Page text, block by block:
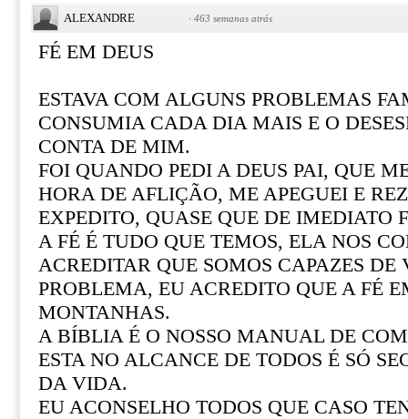
ALEXANDRE · 463 semanas atrás
FÉ EM DEUS
ESTAVA COM ALGUNS PROBLEMAS
CONSUMIA CADA DIA MAIS E O
CONTA DE MIM.
FOI QUANDO PEDI A DEUS PAI, QUE
HORA DE AFLIÇÃO, ME APEGUEI E
EXPEDITO, QUASE QUE DE IMEDIATO
A FÉ É TUDO QUE TEMOS, ELA NOS
ACREDITAR QUE SOMOS CAPAZES DE
PROBLEMA, EU ACREDITO QUE A FÉ
MONTANHAS.
A BÍBLIA É O NOSSO MANUAL DE
ESTA NO ALCANCE DE TODOS É SÓ
DA VIDA.
EU ACONSELHO TODOS QUE CASO